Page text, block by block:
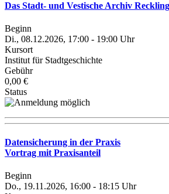
Das Stadt- und Vestische Archiv
Beginn
Di., 08.12.2026, 17:00 - 19:00 Uhr
Kursort
Institut für Stadtgeschichte
Gebühr
0,00 €
Status
Datensicherung in der Praxis
Vortrag mit Praxisanteil
Beginn
Do., 19.11.2026, 16:00 - 18:15 Uhr